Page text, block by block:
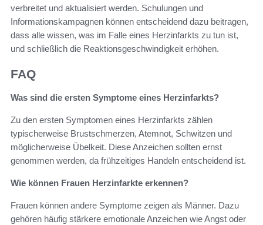
verbreitet und aktualisiert werden. Schulungen und
Informationskampagnen können entscheidend dazu beitragen,
dass alle wissen, was im Falle eines Herzinfarkts zu tun ist,
und schließlich die Reaktionsgeschwindigkeit erhöhen.
FAQ
Was sind die ersten Symptome eines Herzinfarkts?
Zu den ersten Symptomen eines Herzinfarkts zählen
typischerweise Brustschmerzen, Atemnot, Schwitzen und
möglicherweise Übelkeit. Diese Anzeichen sollten ernst
genommen werden, da frühzeitiges Handeln entscheidend ist.
Wie können Frauen Herzinfarkte erkennen?
Frauen können andere Symptome zeigen als Männer. Dazu
gehören häufig stärkere emotionale Anzeichen wie Angst oder